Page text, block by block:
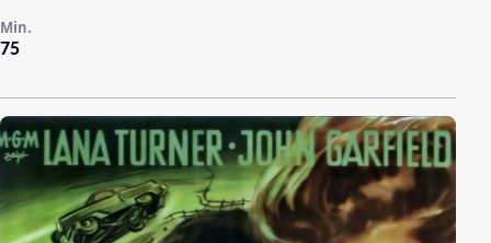
75
Min.